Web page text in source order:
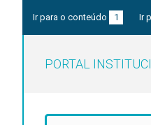
Ir para o conteúdo 1 Ir
PORTAL